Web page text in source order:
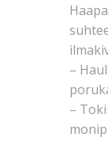
–
–